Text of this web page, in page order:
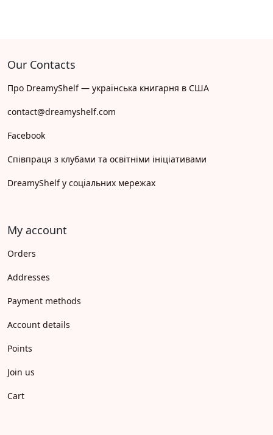
Our Contacts
Про DreamyShelf — українська книгарня в США
contact@dreamyshelf.com
Facebook
Співпраця з клубами та освітніми ініціативами
DreamyShelf у соціальних мережах
My account
Orders
Addresses
Payment methods
Account details
Points
Join us
Cart